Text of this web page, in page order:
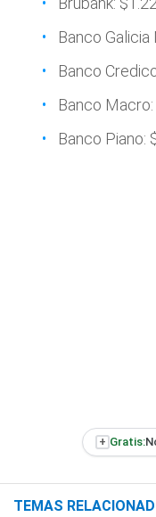
Banco Galicia
Banco
Banco
Banco Piano:
+ Gratis:
TEMAS